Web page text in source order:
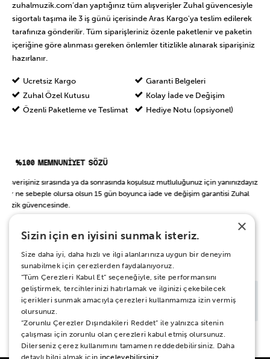
zuhalmuzik.com’dan yaptığınız tüm alışverişler Zuhal güvencesiyle
sigortalı taşıma ile 3 iş günü içerisinde Aras Kargo'ya teslim edilerek
tarafınıza gönderilir. Tüm siparişleriniz özenle paketlenir ve paketin
içeriğine göre alınması gereken önlemler titizlikle alınarak siparişiniz
hazırlanır.
Ücretsiz Kargo
Zuhal Özel Kutusu
Özenli Paketleme ve Teslimat
Garanti Belgeleri
Kolay İade ve Değişim
Hediye Notu (opsiyonel)
%100 MEMNUNİYET SÖZÜ
Alışverişiniz sırasında ya da sonrasında koşulsuz mutluluğunuz için yanınızdayız.
Her ne sebeple olursa olsun 15 gün boyunca iade ve değişim garantisi Zuhal
Müzik güvencesinde.
BAŞKA BİR ŞEY Mİ ARIYORSUN?
×
Sizin için en iyisini sunmak isteriz.
Size daha iyi, daha hızlı ve ilgi alanlarınıza uygun bir deneyim
sunabilmek için çerezlerden faydalanıyoruz.
“Tüm Çerezleri Kabul Et” seçeneğiyle, site performansını
geliştirmek, tercihlerinizi hatırlamak ve ilginizi çekebilecek
içerikleri sunmak amacıyla çerezleri kullanmamıza izin vermiş
olursunuz.
“Zorunlu Çerezler Dışındakileri Reddet” ile yalnızca sitenin
çalışması için zorunlu olan çerezleri kabul etmiş olursunuz.
Dilerseniz çerez kullanımını tamamen reddedebilirsiniz. Daha
detaylı bilgi almak için inceleyebilirsiniz.